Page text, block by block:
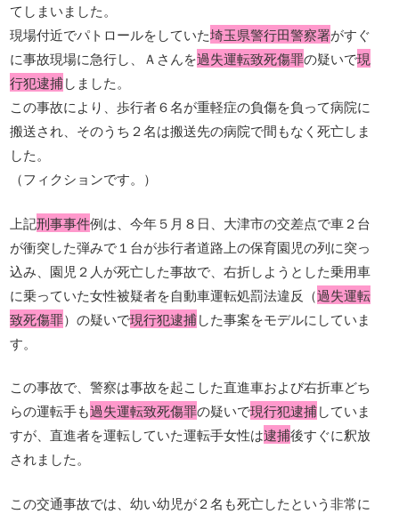
てしまいました。
現場付近でパトロールをしていた埼玉県警行田警察署がすぐ
に事故現場に急行し、Ａさんを過失運転致死傷罪の疑いで現
行犯逮捕しました。
この事故により、歩行者６名が重軽症の負傷を負って病院に
搬送され、そのうち２名は搬送先の病院で間もなく死亡しま
した。
（フィクションです。）
上記刑事事件例は、今年５月８日、大津市の交差点で車２台
が衝突した弾みで１台が歩行者道路上の保育園児の列に突っ
込み、園児２人が死亡した事故で、右折しようとした乗用車
に乗っていた女性被疑者を自動車運転処罰法違反（過失運転
致死傷罪）の疑いで現行犯逮捕した事案をモデルにしていま
す。
この事故で、警察は事故を起こした直進車および右折車どち
らの運転手も過失運転致死傷罪の疑いで現行犯逮捕していま
すが、直進者を運転していた運転手女性は逮捕後すぐに釈放
されました。
この交通事故では、幼い幼児が２名も死亡したという非常に